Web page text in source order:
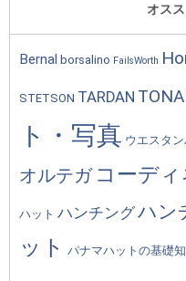
オス
Bernal borsalino FailsWorth
STETSON TARDAN
ト・写真 ウエスタン
オルテガ コーディ
ハット ハンチングハン
ット
パナマハットの基礎